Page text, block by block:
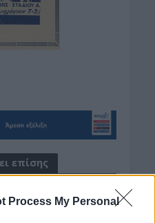
Process My Personal
επίσης